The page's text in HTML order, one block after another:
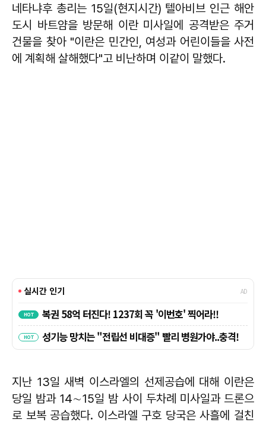
네타냐후 총리는 15일(현지시간) 텔아비브 인근 해안
도시 바트얌을 방문해 이란 미사일에 공격받은 주거
건물을 찾아 "이란은 민간인, 여성과 어린이들을 사전
에 계획해 살해했다"고 비난하며 이같이 말했다.
지난 13일 새벽 이스라엘의 선제공습에 대해 이란은
당일 밤과 14∼15일 밤 사이 두차례 미사일과 드론으
로 보복 공습했다. 이스라엘 구호 당국은 사흘에 걸친